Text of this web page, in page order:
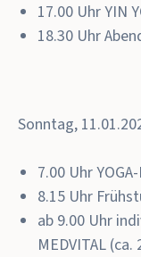
17.00 UhrYIN
18.30 Uhr
Sonntag,
7.00 Uhr
8.15 Uhr
ab 9.00 Uhr
MEDVITAL (ca.